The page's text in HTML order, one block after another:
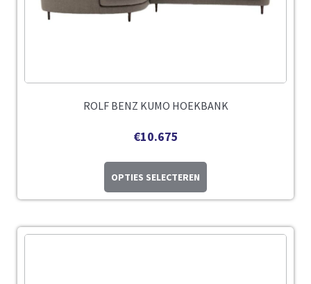
ROLF BENZ KUMO HOEKBANK
€10.675
OPTIES SELECTEREN